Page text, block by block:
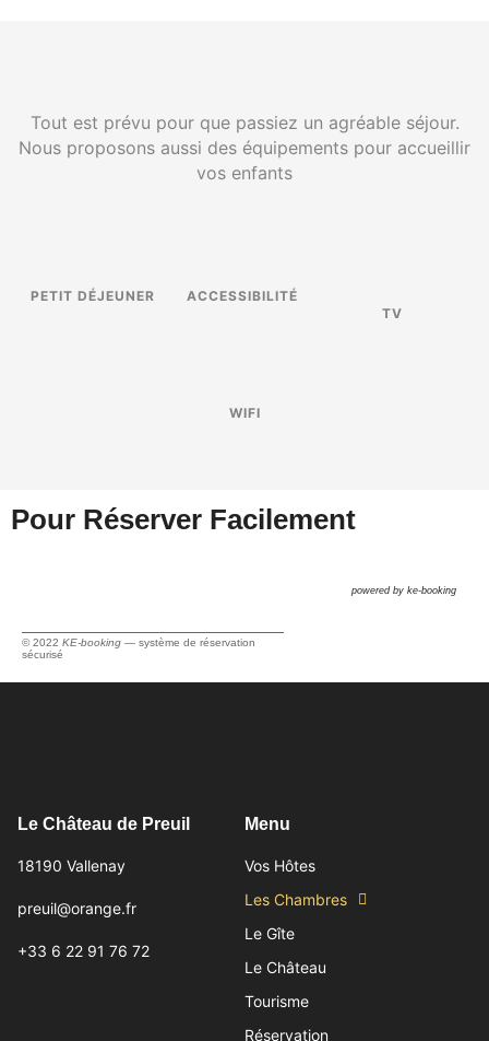
Tout est prévu pour que passiez un agréable séjour.
Nous proposons aussi des équipements pour accueillir
vos enfants
PETIT DÉJEUNER
ACCESSIBILITÉ
TV
WIFI
Pour Réserver Facilement
powered by ke-booking
© 2022 KE-booking — système de réservation
sécurisé
Le Château de Preuil
18190 Vallenay
preuil@orange.fr
+33 6 22 91 76 72
Menu
Vos Hôtes
Les Chambres
Le Gîte
Le Château
Tourisme
Réservation